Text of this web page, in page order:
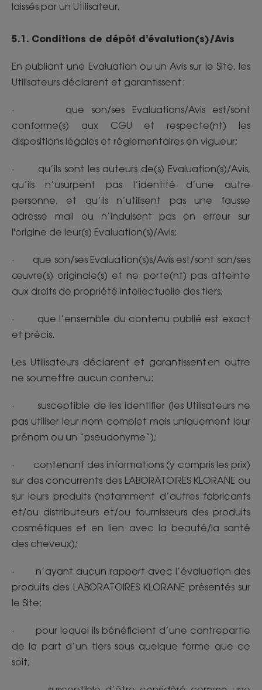
laissés par un Utilisateur.
5.1. Conditions de dépôt d’évalution(s)/Avis
En publiant une Evaluation ou un Avis sur le Site, les
Utilisateurs déclarent et garantissent :
· que son/ses Evaluations/Avis est/sont
conforme(s) aux CGU et respecte(nt) les
dispositions légales et réglementaires en vigueur;
· qu’ils sont les auteurs de(s) Evaluation(s)/Avis,
qu’ils n’usurpent pas l’identité d’une autre
personne, et qu’ils n’utilisent pas une fausse
adresse mail ou n’induisent pas en erreur sur
l'origine de leur(s) Evaluation(s)/Avis;
· que son/ses Evaluation(s)s/Avis est/sont son/ses
œuvre(s) originale(s) et ne porte(nt) pas atteinte
aux droits de propriété intellectuelle des tiers;
· que l’ensemble du contenu publié est exact
et précis.
Les Utilisateurs déclarent et garantissent en outre
ne soumettre aucun contenu:
· susceptible de les identifier (les Utilisateurs ne
pas utiliser leur nom complet mais uniquement leur
prénom ou un “pseudonyme”);
· contenant des informations (y compris les prix)
sur des concurrents des LABORATOIRES KLORANE ou
sur leurs produits (notamment d’autres fabricants
et/ou distributeurs et/ou fournisseurs des produits
cosmétiques et en lien avec la beauté/la santé
des cheveux);
· n’ayant aucun rapport avec l’évaluation des
produits des LABORATOIRES KLORANE présentés sur
le Site;
· pour lequel ils bénéficient d’une contrepartie
de la part d’un tiers sous quelque forme que ce
soit;